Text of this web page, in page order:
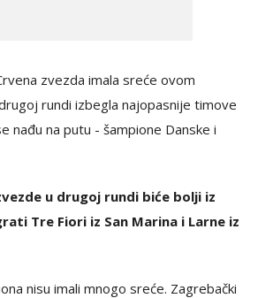
zvezda imala sreće ovom
rundi izbegla najopasnije timove
nađu na putu - šampione Danske i
u drugoj rundi biće bolji iz
Tre Fiori iz San Marina i Larne iz
nisu imali mnogo sreće. Zagrebački